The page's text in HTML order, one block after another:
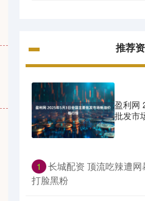
推荐
盈利网
批发市
1
长城配资 顶流吃辣遭
打脸黑粉